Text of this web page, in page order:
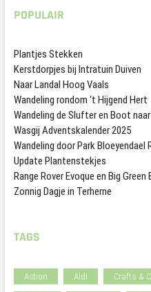
POPULAIR
Plantjes Stekken
Kerstdorpjes bij Intratuin Duiven
Naar Landal Hoog Vaals
Wandeling rondom ‘t Hijgend Hert
Wandeling de Slufter en Boot naar
Wasgij Adventskalender 2025
Wandeling door Park Bloeyendael
Update Plantenstekjes
Range Rover Evoque en Big Green
Zonnig Dagje in Terherne
TAGS
Action Aldi Crafts &